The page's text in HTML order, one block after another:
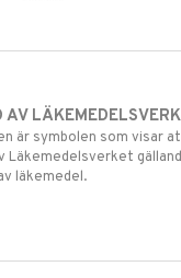
AV
är symbolen som visar
Läkemedelsverket
läkemedel.